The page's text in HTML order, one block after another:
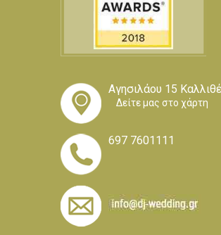
Αγησιλάου 15
Δείτε μας στο χάρτη
697 7601111